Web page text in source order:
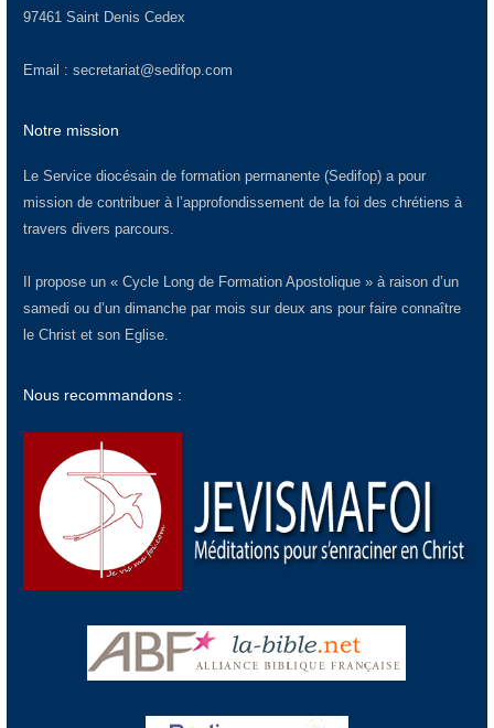
97461 Saint Denis Cedex
Email : secretariat@sedifop.com
Notre mission
Le Service diocésain de formation permanente (Sedifop) a pour
mission de contribuer à l’approfondissement de la foi des chrétiens à
travers divers parcours.
Il propose un « Cycle Long de Formation Apostolique » à raison d’un
samedi ou d’un dimanche par mois sur deux ans pour faire connaître
le Christ et son Eglise.
Nous recommandons :